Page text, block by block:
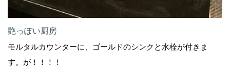
艶っぽい厨房
モルタルカウンターに、ゴールドのシンクと水栓が付きま
す。が！！！！